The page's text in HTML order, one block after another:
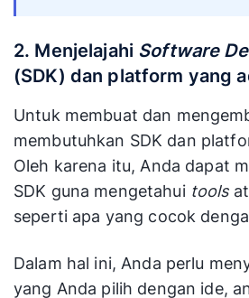
2. Menjelajahi Software
(SDK) dan platform yang
Untuk membuat dan
membutuhkan SDK dan
Oleh karena itu, Anda dapat
SDK guna mengetahui tools
seperti apa yang cocok
Dalam hal ini, Anda perlu
yang Anda pilih dengan ide,